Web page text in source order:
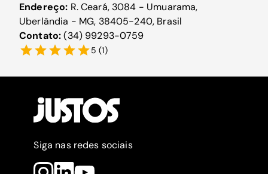
Endereço: R. Ceará, 3084 - Umuarama,
Uberlândia - MG, 38405-240, Brasil
Contato:(34) 99293-0759
5 (1)
Siga nas redes sociais